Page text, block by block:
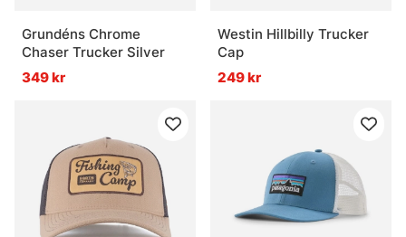
Grundéns Chrome
Chaser Trucker Silver
349 kr
Westin Hillbilly Trucker
Cap
249 kr